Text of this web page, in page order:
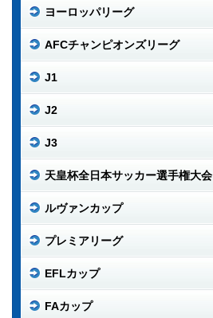
ヨーロッパリーグ
AFCチャンピオンズリーグ
J1
J2
J3
天皇杯全日本サッカー選手権大会
ルヴァンカップ
プレミアリーグ
EFLカップ
FAカップ